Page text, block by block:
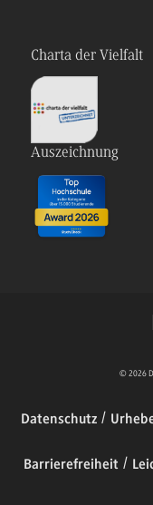
Charta der Vielfalt
Auszeichnung
© 2026
Datenschutz
Barrierefreiheit